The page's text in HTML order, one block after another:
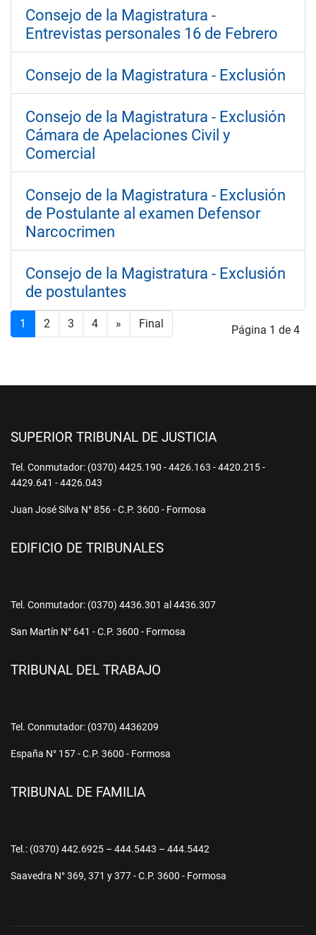
Consejo de la Magistratura -
Entrevistas personales 16 de Febrero
Consejo de la Magistratura - Exclusión
Consejo de la Magistratura - Exclusión
Cámara de Apelaciones Civil y
Comercial
Consejo de la Magistratura - Exclusión
de Postulante al examen Defensor
Narcocrimen
Consejo de la Magistratura - Exclusión
de postulantes
Página 1 de 4
1 2 3 4 » Final
SUPERIOR TRIBUNAL DE JUSTICIA
Tel. Conmutador: (0370) 4425.190 - 4426.163 - 4420.215 -
4429.641 - 4426.043
Juan José Silva N° 856 - C.P. 3600 - Formosa
EDIFICIO DE TRIBUNALES
Tel. Conmutador: (0370) 4436.301 al 4436.307
San Martín N° 641 - C.P. 3600 - Formosa
TRIBUNAL DEL TRABAJO
Tel. Conmutador: (0370) 4436209
España N° 157 - C.P. 3600 - Formosa
TRIBUNAL DE FAMILIA
Tel.: (0370) 442.6925 – 444.5443 – 444.5442
Saavedra N° 369, 371 y 377 - C.P. 3600 - Formosa